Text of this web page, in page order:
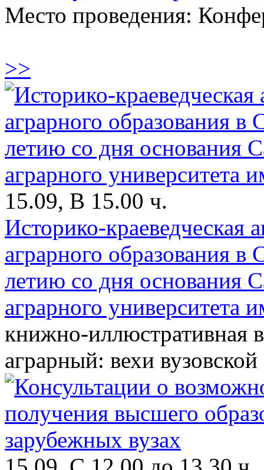
Место проведения:
>>
15.09, В 15.00 ч.
Историко-краеведческая
аграрного образования в
летию со дня основания
аграрного университета
книжно-иллюстративная
аграрный: вехи